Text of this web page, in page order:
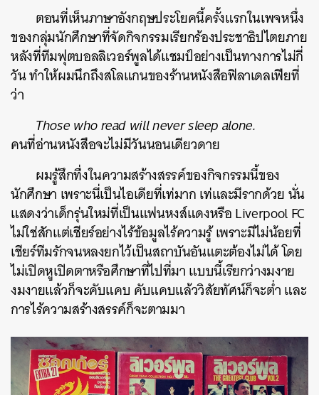
ตอนที่เห็นภาษาอังกฤษประโยคนี้ครั้งแรกในเพจหนึ่ง
ของกลุ่มนักศึกษาที่จัดกิจกรรมเรียกร้องประชาธิปไตยภาย
หลังที่ทีมฟุตบอลลิเวอร์พูลได้แชมป์อย่างเป็นทางการไม่กี่
วันทำให้ผมนึกถึงสโลแกนของร้านหนังสือฟิลาเดลเฟียที่
ว่า
Those who read will never sleep alone.
คนที่อ่านหนังสือจะไม่มีวันนอนเดียวดาย
ผมรู้สึกทึ่งในความสร้างสรรค์ของกิจกรรมนี้ของ
นักศึกษา เพราะนี่เป็นไอเดียที่เท่มากเท่และมีรากด้วยนั่น
แสดงว่าเด็กรุ่นใหม่ที่เป็นแฟนหงส์แดงหรือLiverpool FC
ไม่ใช่สักแต่เชียร์อย่างไร้ข้อมูลไร้ความรู้เพราะมีไม่น้อยที่
เชียร์ทีมรักจนหลงยกไว้เป็นสถาบันอันแตะต้องไม่ได้โดย
ไม่เปิดหูเปิดตาหรือศึกษาที่ไปที่มาแบบนี้เรียกว่างมงาย
งมงายแล้วก็จะคับแคบ คับแคบแล้ววิสัยทัศน์ก็จะต่ำและ
การไร้ความสร้างสรรค์ก็จะตามมา